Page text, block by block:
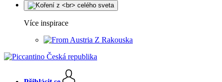
Více inspirace
Z Rakouska